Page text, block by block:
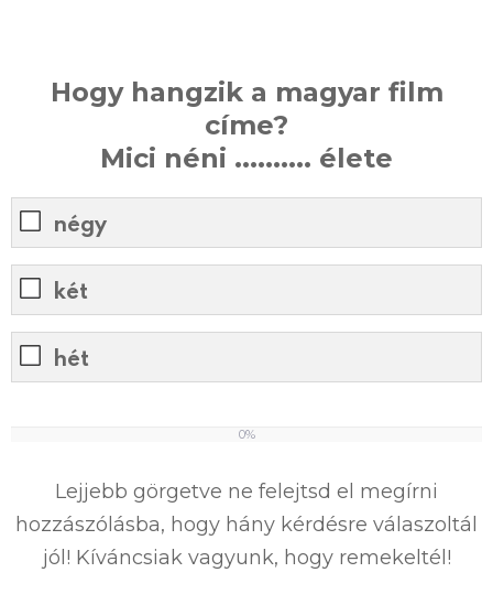
Hogy hangzik a magyar film
címe?
Mici néni .......... élete
négy
két
hét
0%
Lejjebb görgetve ne felejtsd el megírni
hozzászólásba, hogy hány kérdésre válaszoltál
jól! Kíváncsiak vagyunk, hogy remekeltél!